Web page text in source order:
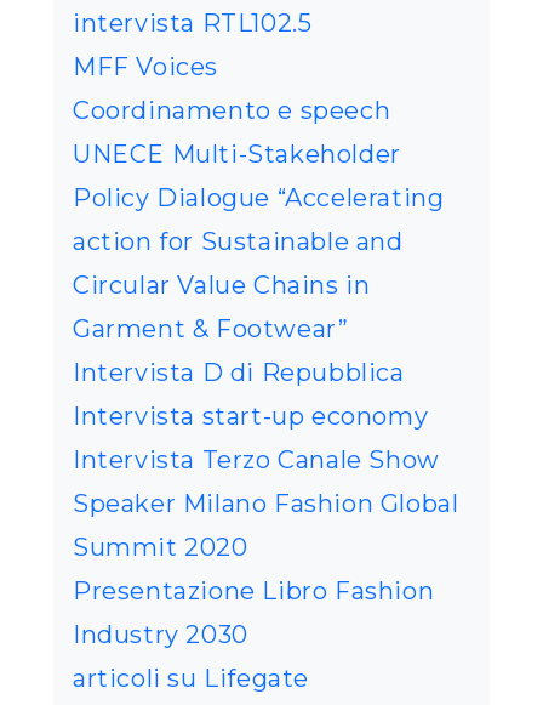
intervista RTL102.5
MFF Voices
Coordinamento e speech
UNECE Multi-Stakeholder
Policy Dialogue “Accelerating
action for Sustainable and
Circular Value Chains in
Garment & Footwear”
Intervista D di Repubblica
Intervista start-up economy
Intervista Terzo Canale Show
Speaker Milano Fashion Global
Summit 2020
Presentazione Libro Fashion
Industry 2030
articoli su Lifegate